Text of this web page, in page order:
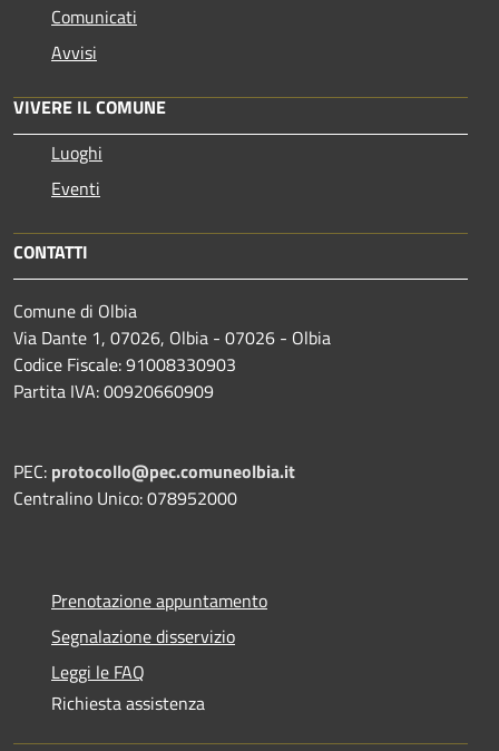
Comunicati
Avvisi
VIVERE IL COMUNE
Luoghi
Eventi
CONTATTI
Comune di Olbia
Via Dante 1, 07026, Olbia - 07026 - Olbia
Codice Fiscale: 91008330903
Partita IVA: 00920660909
PEC: protocollo@pec.comuneolbia.it
Centralino Unico: 078952000
Prenotazione appuntamento
Segnalazione disservizio
Leggi le FAQ
Richiesta assistenza